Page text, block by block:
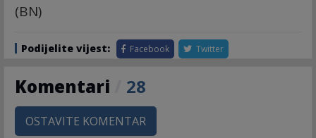
(BN)
Podijelite vijest: Facebook Twitter
Komentari 28
OSTAVITE KOMENTAR